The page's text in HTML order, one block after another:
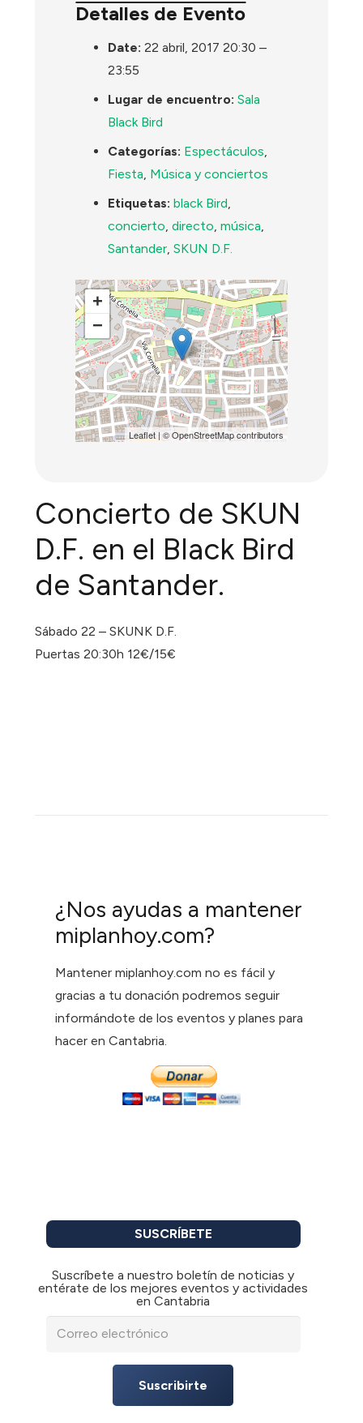
Detalles de Evento
Date: 22 abril, 2017 20:30 –
23:55
Lugar de encuentro: Sala
Black Bird
Categorías: Espectáculos,
Fiesta, Música y conciertos
Etiquetas: black Bird,
concierto,directo,música,
Santander,SKUN D.F.
+
−
Leaflet| ©OpenStreetMapcontributors
Concierto de SKUN
D.F. en el Black Bird
de Santander.
Sábado 22 – SKUNK D.F.
Puertas 20:30h 12€/15€
¿Nos ayudas a mantener
miplanhoy.com?
Mantener miplanhoy.com no es fácil y
gracias a tu donación podremos seguir
informándote de los eventos y planes para
hacer en Cantabria.
SUSCRÍBETE
Suscríbete a nuestro boletín de noticias y
entérate de los mejores eventos y actividades
en Cantabria
Suscribirte